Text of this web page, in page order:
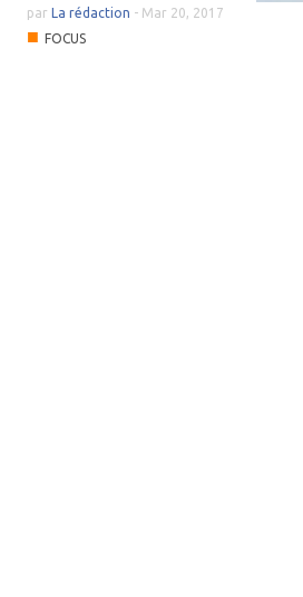
parLa rédaction - Mar 20, 2017
■ FOCUS